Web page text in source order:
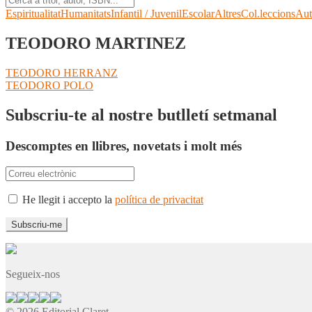
EspiritualitatHumanitatsInfantil / JuvenilEscolarAltresCol.leccions
TEODORO MARTINEZ
Navegació
d'entrades
Entrada
anterior:
TEODORO HERRANZ
Pròxima
TEODORO POLO
Subscriu-te al nostre butlletí setmanal
Descomptes en llibres, novetats i molt més
He llegit i accepto la política de privacitat
Segueix-nos